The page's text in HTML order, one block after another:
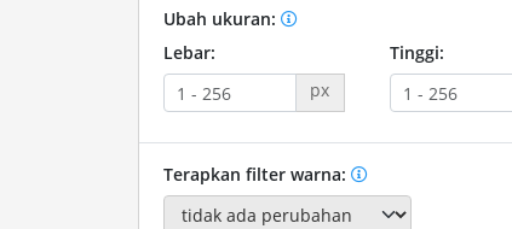
Ubah ukuran:
Lebar:
px
Tinggi:
Terapkan filter warna: